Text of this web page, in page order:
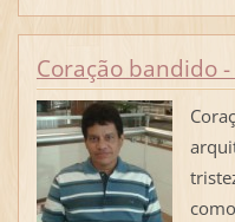
Coração bandido